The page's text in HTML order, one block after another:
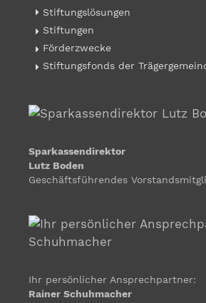
Stiftungslösungen
Stiftungen
Förderzwecke
Stiftungsfonds der
Sparkassendirektor
Lutz Boden
Geschäftsführendes
Ihr persönlicher Ansprechpartner:
Rainer Schuhmacher